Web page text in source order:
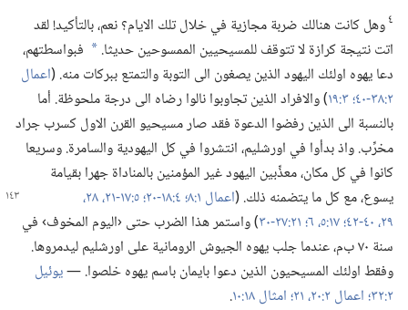
٤وهل كانت هنالك ضربة مجازية في خلال تلك الايام؟‏ نعم،‏ بالتأكيد!‏ لقد
اتت نتيجة كرازة لا تتوقف للمسيحيين الممسوحين حديثا.‏ * فبواسطتهم،‏
دعا يهوه اولئك اليهود الذين يصغون الى التوبة والتمتع ببركات منه.‏ (‏اعمال
٢:‏​٣٨-‏٤٠؛‏
‏)‏ والافراد الذين تجاوبوا نالوا رضاه الى درجة ملحوظة.‏ أما
بالنسبة الى الذين رفضوا الدعوة فقد صار مسيحيو القرن الاول كسرب جراد
مخرِّب.‏ واذ بدأوا في اورشليم،‏ انتشروا في كل اليهودية والسامرة.‏ وسريعا
كانوا في كل مكان،‏ معذِّبين اليهود غير المؤمنين بالمناداة جهرا بقيامة
يسوع،‏ مع كل ما يتضمنه ذلك.‏ (‏اعمال ١:‏٨؛‏
٢٨،‏
٢٩،‏
‏)‏ واستمر هذا الضرب حتى ‹اليوم المخوف› في
سنة ٧٠ ب‌م،‏ عندما جلب يهوه الجيوش الرومانية على اورشليم ليدمروها.‏
وفقط اولئك المسيحيون الذين دعوا بايمان باسم يهوه خلصوا.‏ —‏يوئيل
٢:‏٣٢؛‏
اعمال ٢:‏​٢٠،‏ ٢١؛‏ امثال ١٨:‏١٠
‏.‏